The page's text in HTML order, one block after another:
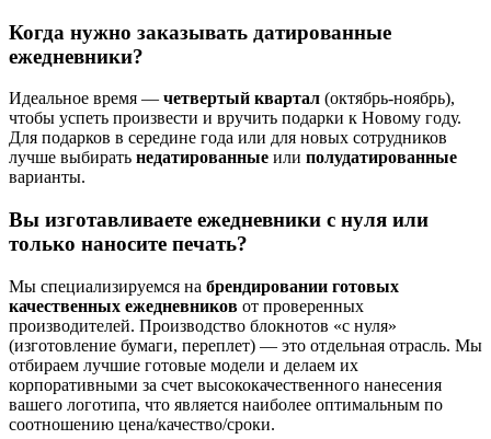
Когда нужно заказывать датированные
ежедневники?
Идеальное время — четвертый квартал (октябрь-ноябрь),
чтобы успеть произвести и вручить подарки к Новому году.
Для подарков в середине года или для новых сотрудников
лучше выбирать недатированные или полудатированные
варианты.
Вы изготавливаете ежедневники с нуля или
только наносите печать?
Мы специализируемся на брендировании готовых
качественных ежедневников от проверенных
производителей. Производство блокнотов «с нуля»
(изготовление бумаги, переплет) — это отдельная отрасль. Мы
отбираем лучшие готовые модели и делаем их
корпоративными за счет высококачественного нанесения
вашего логотипа, что является наиболее оптимальным по
соотношению цена/качество/сроки.